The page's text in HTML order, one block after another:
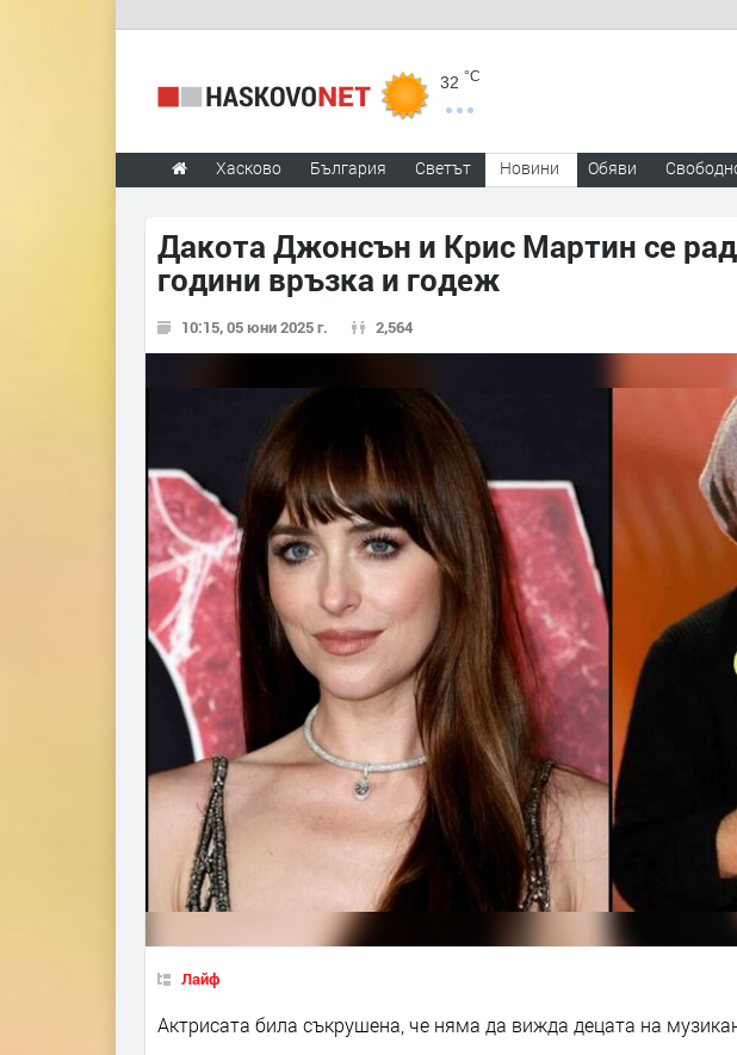
32 °C
Хасково България Светът Новини Обяви
Дакота Джонсън и Крис Мартин се
години връзка и годеж
10:15, 05 юни 2025 г. 2,564
Лайф
Актрисата била съкрушена, че няма да вижда децата на